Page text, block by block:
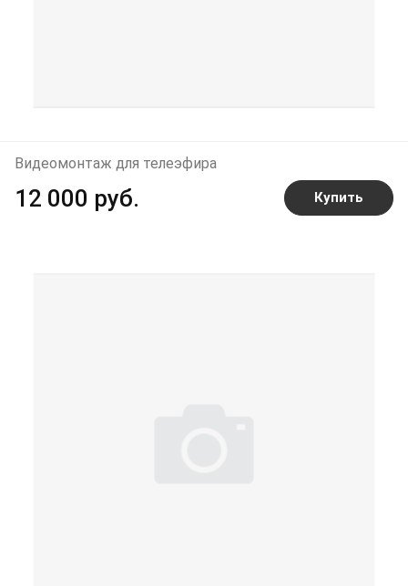
Видеомонтаж для телеэфира
12 000 руб. Купить